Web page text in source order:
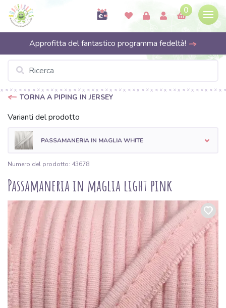
0
Approfitta del fantastico programma fedeltà!
TORNA A PIPING IN JERSEY
Varianti del prodotto
PASSAMANERIA IN MAGLIA WHITE
Numero del prodotto: 43678
Passamaneria in maglia light pink